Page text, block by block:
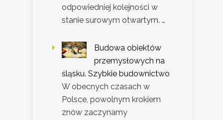
odpowiedniej kolejności w
stanie surowym otwartym. …
Budowa obiektów
przemysłowych na
śląsku. Szybkie budownictwo
W obecnych czasach w
Polsce, powolnym krokiem
znów zaczynamy